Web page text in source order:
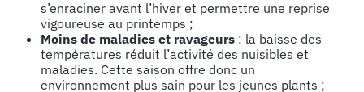
s’enraciner avant l’hiver et permettre une reprise
vigoureuse au printemps ;
Moins de maladies et ravageurs : la baisse des
températures réduit l’activité des nuisibles et
maladies. Cette saison offre donc un
environnement plus sain pour les jeunes plants ;